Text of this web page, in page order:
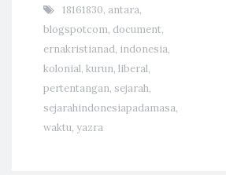
18161830, antara,
blogspotcom, document,
ernakristianad, indonesia,
kolonial, kurun, liberal,
pertentangan, sejarah,
sejarahindonesiapadamasa,
waktu, yazra